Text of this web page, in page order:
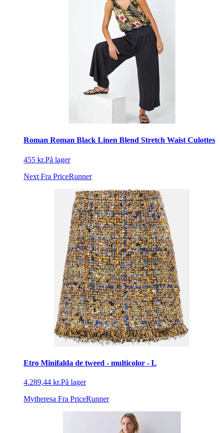
Roman Roman Black Linen Blend Stretch Waist Culottes
455 kr.På lager
Next Fra PriceRunner
Etro Minifalda de tweed - multicolor - L
4.289,44 kr.På lager
Mytheresa Fra PriceRunner